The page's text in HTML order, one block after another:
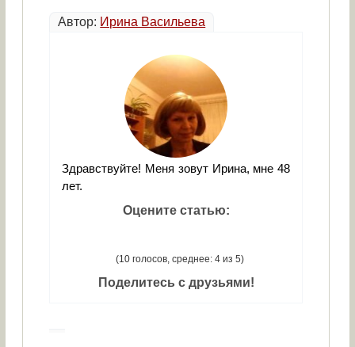
Автор: Ирина Васильева
Здравствуйте! Меня зовут Ирина, мне 48
лет.
Оцените статью:
(10 голосов, среднее: 4 из 5)
Поделитесь с друзьями!